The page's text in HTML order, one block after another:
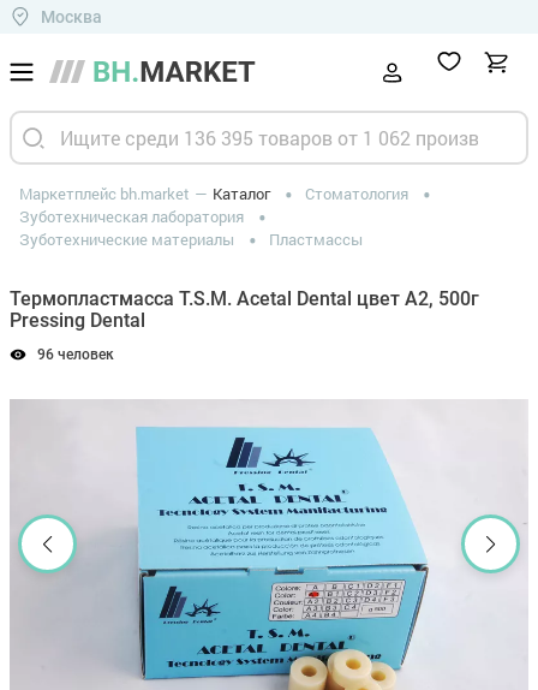
Москва
Маркетплейс bh.market Каталог
Стоматология
Зуботехническая лаборатория
Зуботехнические материалы
Пластмассы
Термопластмасса T.S.M. Acetal Dental цвет А2, 500г
Pressing Dental
96 человек